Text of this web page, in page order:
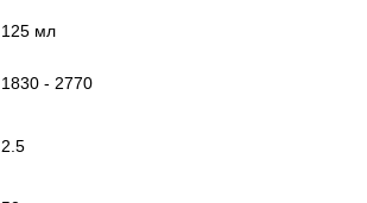
125 мл
1830 - 2770
2.5